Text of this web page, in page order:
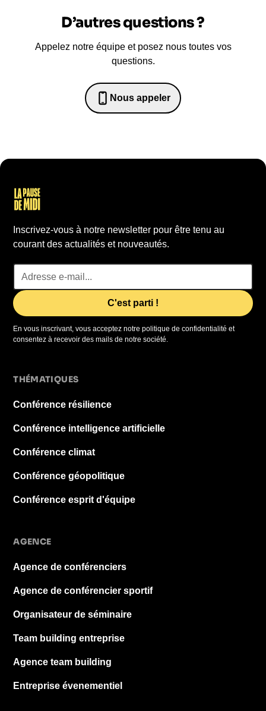
D’autres questions ?
Appelez notre équipe et posez nous toutes vos
questions.
Nous appeler
0652698481
Inscrivez-vous à notre newsletter pour être tenu au
courant des actualités et nouveautés.
En vous inscrivant, vous acceptez notre politique de confidentialité et
consentez à recevoir des mails de notre société.
THÉMATIQUES
Conférence résilience
Conférence intelligence artificielle
Conférence climat
Conférence géopolitique
Conférence esprit d'équipe
AGENCE
Agence de conférenciers
Agence de conférencier sportif
Organisateur de séminaire
Team building entreprise
Agence team building
Entreprise évenementiel